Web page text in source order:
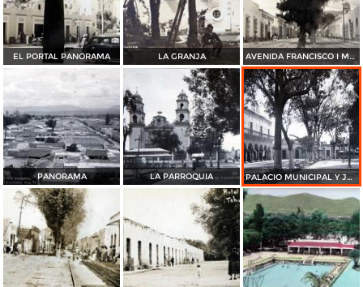
EL PORTAL PANORAMA LA GRANJA AVENIDA FRANCISCO I MADERO PANORAMA
PANORAMA LA PARROQUIA PALACIO MUNICIPAL Y JARDIN